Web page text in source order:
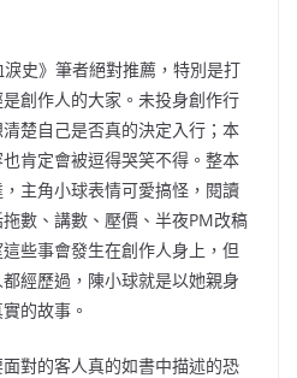
史》筆者絕對推薦，特別是打
創作人的大家。未投身創作行
楚自己是否真的決定入行；本
肯定會被逗得哭笑不得。整本
主角小球表情可愛搞怪，閱讀
數、講數、壓價、半夜PM改稿
些事會發生在創作人身上，但
經歷過，陳小球就是以她親身
的故事。
對的客人真的如書中描述的恐